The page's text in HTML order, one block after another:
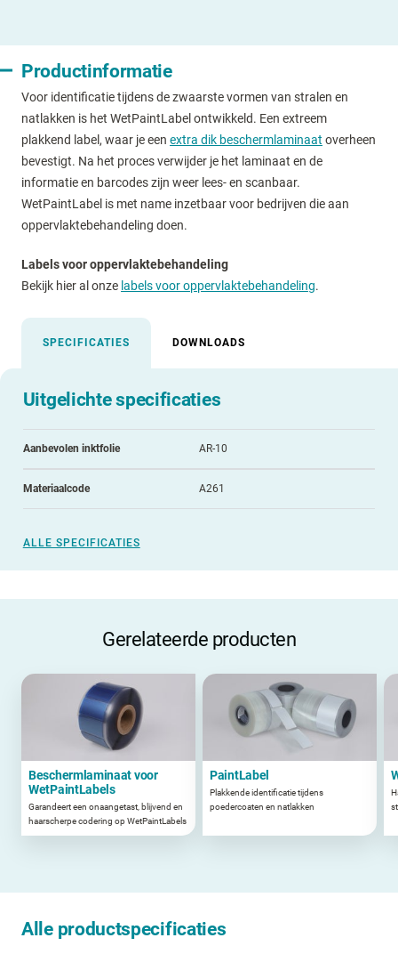
Productinformatie
Voor identificatie tijdens de zwaarste vormen van stralen en
natlakken is het WetPaintLabel ontwikkeld. Een extreem
plakkend label, waar je een extra dik beschermlaminaat overheen
bevestigt. Na het proces verwijder je het laminaat en de
informatie en barcodes zijn weer lees- en scanbaar.
WetPaintLabel is met name inzetbaar voor bedrijven die aan
oppervlaktebehandeling doen.
Labels voor oppervlaktebehandeling
Bekijk hier al onze labels voor oppervlaktebehandeling.
SPECIFICATIES DOWNLOADS
Uitgelichte specificaties
Aanbevolen inktfolie AR-10
Materiaalcode A261
ALLE SPECIFICATIES
Gerelateerde producten
Beschermlaminaat voor
WetPaintLabels
Garandeert een onaangetast, blijvend en
haarscherpe codering op WetPaintLabels
PaintLabel
Plakkende identificatie tijdens
poedercoaten en natlakken
Alle productspecificaties